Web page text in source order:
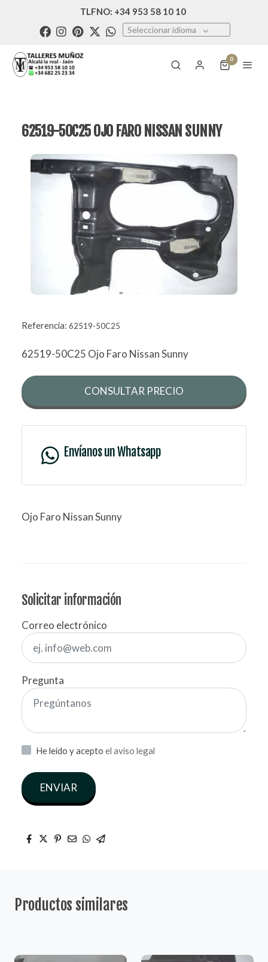
TLFNO: +34 953 58 10 10
Seleccionar idioma
0
62519-50C25 OJO FARO NISSAN SUNNY
Referencia: 62519-50C25
62519-50C25 Ojo Faro Nissan Sunny
CONSULTAR PRECIO
Envíanos un Whatsapp
Ojo Faro Nissan Sunny
Solicitar información
Correo electrónico
Pregunta
He leído y acepto el aviso legal
ENVIAR
Productos similares